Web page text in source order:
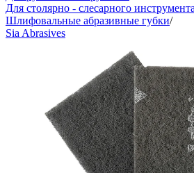
Для столярно - слесарного инструмента
Шлифовальные абразивные губки/
Sia Abrasives